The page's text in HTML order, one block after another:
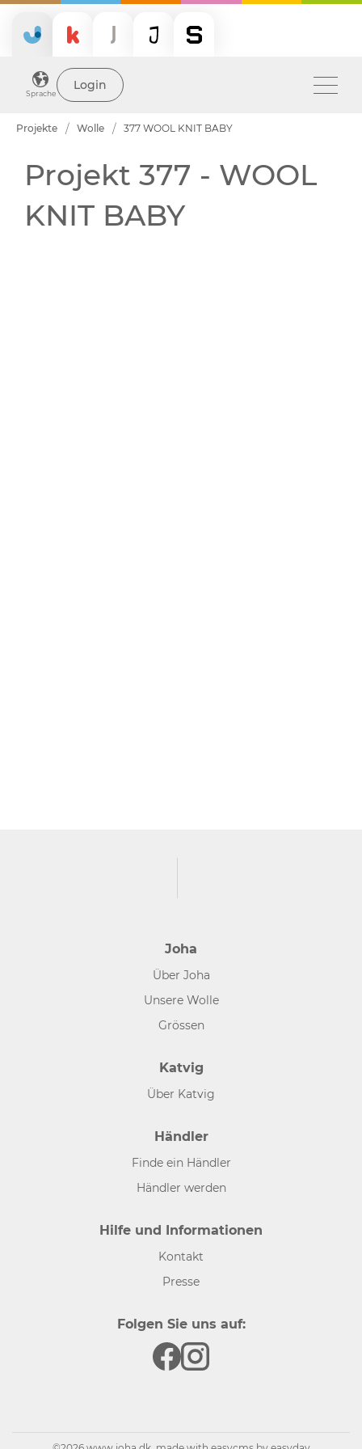
Sprache
Login
Projekte Wolle 377 WOOL KNIT BABY
Projekt 377 - WOOL
KNIT BABY
Joha
Über Joha
Unsere Wolle
Grössen
Katvig
Über Katvig
Händler
Finde ein Händler
Händler werden
Hilfe und Informationen
Kontakt
Presse
Folgen Sie uns auf: